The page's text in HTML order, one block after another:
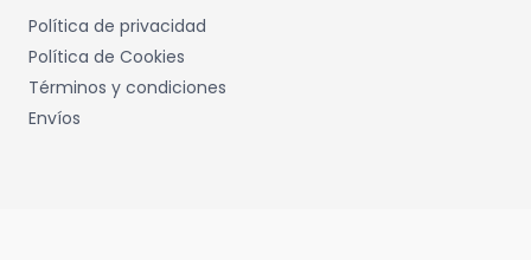
Política de privacidad
Política de Cookies
Términos y condiciones
Envíos